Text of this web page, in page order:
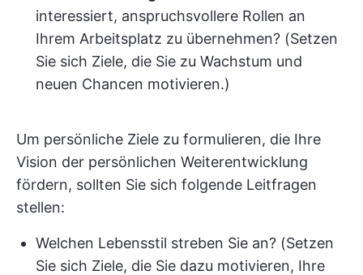
interessiert, anspruchsvollere Rollen an
Ihrem Arbeitsplatz zu übernehmen? (Setzen
Sie sich Ziele, die Sie zu Wachstum und
neuen Chancen motivieren.)
Um persönliche Ziele zu formulieren, die Ihre
Vision der persönlichen Weiterentwicklung
fördern, sollten Sie sich folgende Leitfragen
stellen:
Welchen Lebensstil streben Sie an? (Setzen
Sie sich Ziele, die Sie dazu motivieren, Ihre